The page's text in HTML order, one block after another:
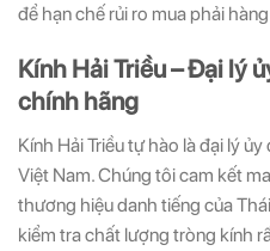
để hạn chế rủi ro mua phải
Kính Hải Triều – Đại lý
chính hãng
Kính Hải Triều tự hào là đại lý
Việt Nam. Chúng tôi cam kết
thương hiệu danh tiếng của
kiểm tra chất lượng tròng kính